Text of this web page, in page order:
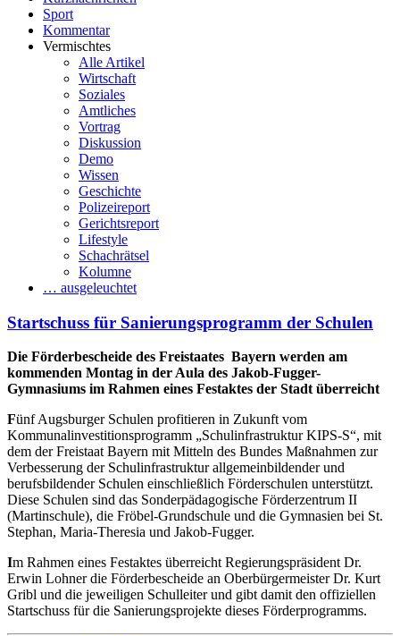
Sport
Kommentar
Vermischtes
Alle Artikel
Wirtschaft
Soziales
Amtliches
Vortrag
Diskussion
Demo
Wissen
Geschichte
Polizeireport
Gerichtsreport
Lifestyle
Schachrätsel
Kolumne
… ausgeleuchtet
Startschuss für Sanierungsprogramm der Schulen
Die Förderbescheide des Freistaates Bayern werden am
kommenden Montag in der Aula des Jakob-Fugger-
Gymnasiums im Rahmen eines Festaktes der Stadt überreicht
Fünf Augsburger Schulen profitieren in Zukunft vom
Kommunalinvestitionsprogramm „Schulinfrastruktur KIPS-S“, mit
dem der Freistaat Bayern mit Mitteln des Bundes Maßnahmen zur
Verbesserung der Schulinfrastruktur allgemeinbildender und
berufsbildender Schulen einschließlich Förderschulen unterstützt.
Diese Schulen sind das Sonderpädagogische Förderzentrum II
(Martinschule), die Fröbel-Grundschule und die Gymnasien bei St.
Stephan, Maria-Theresia und Jakob-Fugger.
Im Rahmen eines Festaktes überreicht Regierungspräsident Dr.
Erwin Lohner die Förderbescheide an Oberbürgermeister Dr. Kurt
Gribl und die jeweiligen Schulleiter und gibt damit den offiziellen
Startschuss für die Sanierungsprojekte dieses Förderprogramms.